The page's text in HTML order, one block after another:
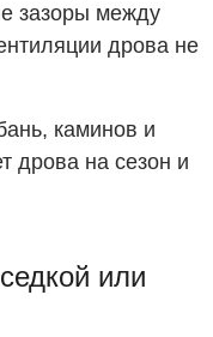
зазоры между
дрова не
каминов и
дрова на сезон и
или